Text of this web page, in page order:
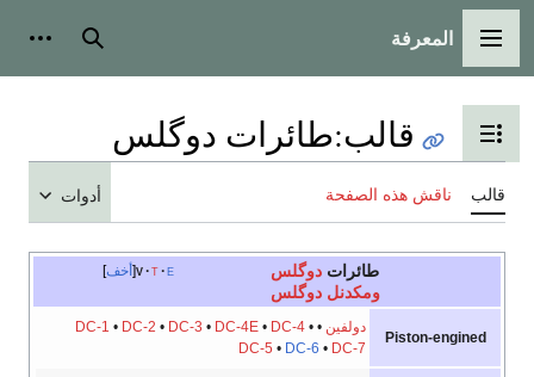
القائمة الرئيسية
المعرفة بحث
تبديل عرض جدول المحتويات
قالب:طائرات دوگلس
قالب ناقش هذه الصفحة أدوات
أخف v t e طائرات دوگلس
ومكدنل دوگلس
Piston-engined
دولفين •
DC-1 • DC-2 • DC-3 • DC-4E• DC-4•
DC-5 • DC-6 • DC-7